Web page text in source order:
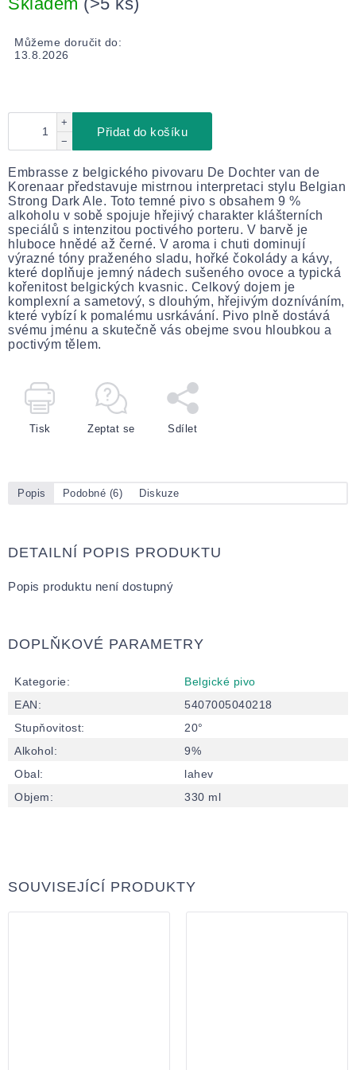
Můžeme doručit do:
13.8.2026
+
−
Přidat do košíku
Embrasse z belgického pivovaru De Dochter van de
Korenaar představuje mistrnou interpretaci stylu Belgian
Strong Dark Ale. Toto temné pivo s obsahem 9 %
alkoholu v sobě spojuje hřejivý charakter klášterních
speciálů s intenzitou poctivého porteru. V barvě je
hluboce hnědé až černé. V aroma i chuti dominují
výrazné tóny praženého sladu, hořké čokolády a kávy,
které doplňuje jemný nádech sušeného ovoce a typická
kořenitost belgických kvasnic. Celkový dojem je
komplexní a sametový, s dlouhým, hřejivým dozníváním,
které vybízí k pomalému usrkávání. Pivo plně dostává
svému jménu a skutečně vás obejme svou hloubkou a
poctivým tělem.
Tisk Zeptat se Sdílet
Popis Podobné (6) Diskuze
DETAILNÍ POPIS PRODUKTU
Popis produktu není dostupný
DOPLŇKOVÉ PARAMETRY
Kategorie:
Belgické pivo
EAN:
5407005040218
Stupňovitost:
20°
Alkohol:
9%
Obal:
lahev
Objem: 330 ml
SOUVISEJÍCÍ PRODUKTY